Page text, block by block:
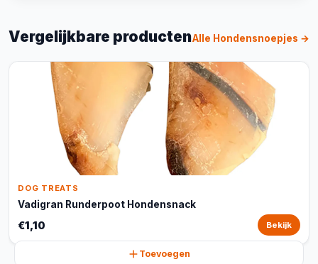
Vergelijkbare productenAlle Hondensnoepjes →
DOG TREATS
Vadigran Runderpoot Hondensnack
€1,10 Bekijk
Toevoegen